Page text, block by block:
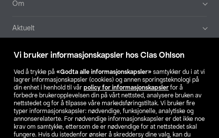
Vi bruker informasjonskapsler hos Clas Ohlson
Ved å trykke på «Godta alle informasjonskapsler» samtykker du i at vi
lagrer informasjonskapsler (cookies) og annen sporingsteknologi på
din enhet i henhold til vår policy for informasjonskapsler for å
forbedre brukeropplevelsen din på vårt nettsted, analysere bruken av
nettstedet og for å tilpasse våre markedsføringstiltak. Vi bruker fire
typer informasjonskapsler: nødvendige, funksjonelle, analytiske og
annonserelaterte. For nødvendige informasjonskapsler er det ikke noe
krav om samtykke, ettersom de er nødvendige for at nettstedet skal
fungere. Hvis du istedenfor ønsker å skreddersy dine valg, kan du
Om
Aktuelt
Våre selskaper
Finn din butikk
SE NO FI